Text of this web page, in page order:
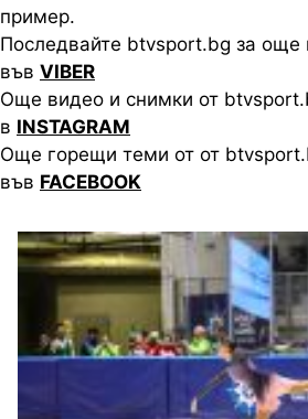
пример.
Последвайте btvsport.bg за още
във VIBER
Още видео и снимки от
в INSTAGRAM
Още горещи теми от от
във FACEBOOK